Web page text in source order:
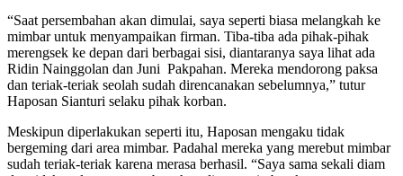
“Saat persembahan akan dimulai, saya seperti biasa melangkah ke
mimbar untuk menyampaikan firman. Tiba-tiba ada pihak-pihak
merengsek ke depan dari berbagai sisi, diantaranya saya lihat ada
Ridin Nainggolan dan Juni Pakpahan. Mereka mendorong paksa
dan teriak-teriak seolah sudah direncanakan sebelumnya,” tutur
Haposan Sianturi selaku pihak korban.
Meskipun diperlakukan seperti itu, Haposan mengaku tidak
bergeming dari area mimbar. Padahal mereka yang merebut mimbar
sudah teriak-teriak karena merasa berhasil. “Saya sama sekali diam